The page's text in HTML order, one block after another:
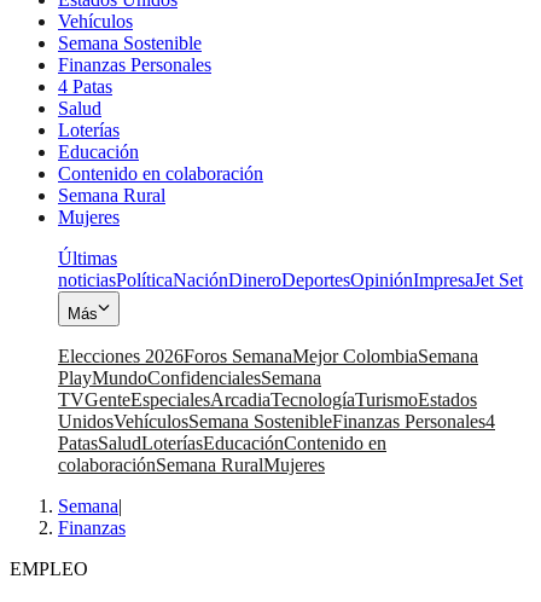
Vehículos
Semana Sostenible
Finanzas Personales
4 Patas
Salud
Loterías
Educación
Contenido en colaboración
Semana Rural
Mujeres
Últimas
noticiasPolíticaNaciónDineroDeportesOpiniónImpresaJet Set
Más
Elecciones 2026Foros SemanaMejor ColombiaSemana
PlayMundoConfidencialesSemana
TVGenteEspecialesArcadiaTecnologíaTurismoEstados
UnidosVehículosSemana SostenibleFinanzas Personales4
PatasSaludLoteríasEducaciónContenido en
colaboraciónSemana RuralMujeres
Semana|
Finanzas
EMPLEO